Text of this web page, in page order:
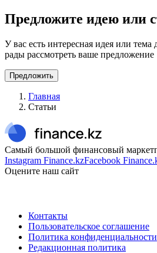
Предложите идею или
У вас есть интересная идея или
рады рассмотреть ваше предложение
Предложить
Главная
Статьи
Самый большой финансовый
Instagram Finance.kzFacebook
Оцените наш сайт
Контакты
Пользовательское соглашение
Политика конфиденциальности
Редакционная политика